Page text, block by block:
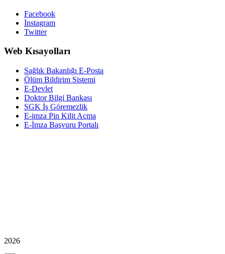
Facebook
İnstagram
Twitter
Web Kısayolları
Sağlık Bakanlığı E-Posta
Ölüm Bildirim Sistemi
E-Devlet
Doktor Bilgi Bankası
SGK İş Göremezlik
E-imza Pin Kilit Açma
E-İmza Başvuru Portalı
2026